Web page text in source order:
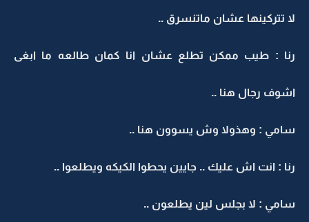
لا تتركينها عشان ماتنسرق ..
رنا : طيب ممكن تطلع عشان انا كمان طالعه ما ابغى
اشوف رجال هنا ..
سامي : وهذولا وش يسوون هنا ..
رنا : انت اش عليك .. جايين يحطوا الكيكه ويطلعوا ..
سامي : لا بجلس لين يطلعون ..